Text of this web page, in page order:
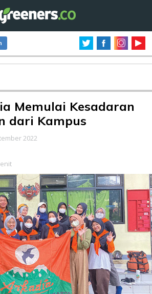
Memulai Kesadaran
dari Kampus
2022